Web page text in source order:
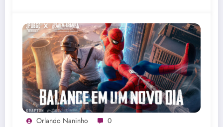
Orlando Naninho 0